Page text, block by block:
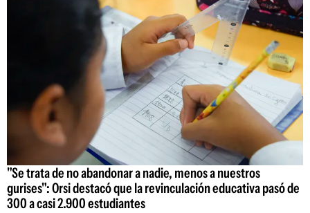
"Se trata de no abandonar a nadie, menos a nuestros
gurises": Orsi destacó que la revinculación educativa pasó de
300 a casi 2.900 estudiantes